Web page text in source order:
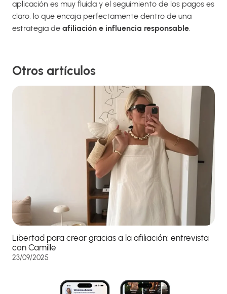
aplicación es muy fluida y el seguimiento de los pagos es
claro, lo que encaja perfectamente dentro de una
estrategia de afiliación e influencia responsable
Otros artículos
Libertad para crear gracias a la afiliación: entrevista
con Camille
23/09/2025